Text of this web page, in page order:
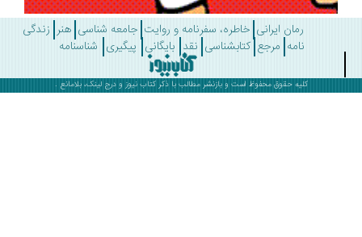
رمان ایرانی خاطره، سفرنامه و روایت جامعه شناسی هنر زندگی
مرجع کتابشناسی نقد بایگانی پیگیری شناسنامه
کلیه حقوق محفوظ است و بازنشر مطالب با ذکرکتاب نیوز و درج لینک، بلامانع .